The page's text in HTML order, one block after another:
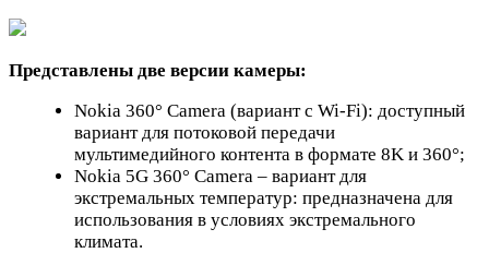
Представлены две версии камеры:
Nokia 360° Camera (вариант с Wi-Fi): доступный
вариант для потоковой передачи
мультимедийного контента в формате 8K и 360°;
Nokia 5G 360° Camera – вариант для
экстремальных температур: предназначена для
использования в условиях экстремального
климата.